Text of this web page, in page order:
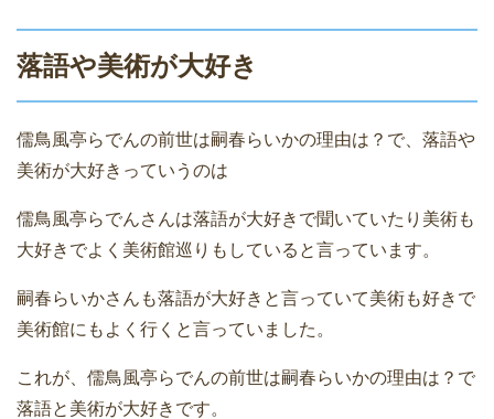
落語や美術が大好き
儒鳥風亭らでんの前世は嗣春らいかの理由は？で、落語や
美術が大好きっていうのは
儒鳥風亭らでんさんは落語が大好きで聞いていたり美術も
大好きでよく美術館巡りもしていると言っています。
嗣春らいかさんも落語が大好きと言っていて美術も好きで
美術館にもよく行くと言っていました。
これが、儒鳥風亭らでんの前世は嗣春らいかの理由は？で
落語と美術が大好きです。